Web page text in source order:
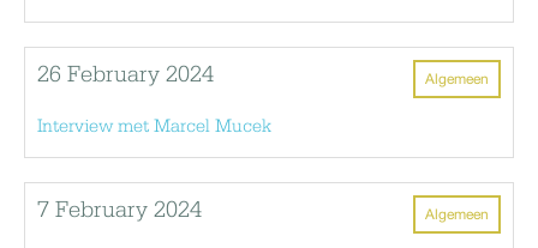
Algemeen
26 February 2024
Interview met Marcel Mucek
Algemeen
7 February 2024